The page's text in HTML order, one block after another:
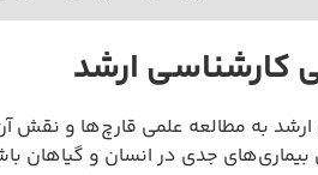
کارشناسی ارشد
به مطالعه علمی قارچ‌ها و
بیماری‌های جدی در انسان و